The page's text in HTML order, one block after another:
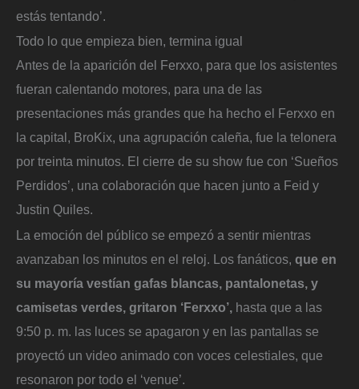
estás tentando’.
Todo lo que empieza bien, termina igual
Antes de la aparición del Ferxxo, para que los asistentes
fueran calentando motores, para una de las
presentaciones más grandes que ha hecho el Ferxxo en
la capital, BroKix, una agrupación caleña, fue la telonera
por treinta minutos. El cierre de su show fue con ‘Sueños
Perdidos’, una colaboración que hacen junto a Feid y
Justin Quiles.
La emoción del público se empezó a sentir mientras
avanzaban los minutos en el reloj. Los fanáticos, que en
su mayoría vestían gafas blancas, pantalonetas, y
camisetas verdes, gritaron ‘Ferxxo’, hasta que a las
9:50 p. m. las luces se apagaron y en las pantallas se
proyectó un video animado con voces celestiales, que
resonaron por todo el ‘venue’.